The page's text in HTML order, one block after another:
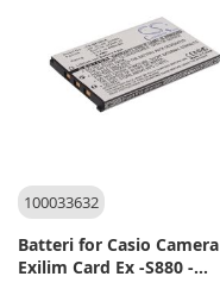
100033632
Batteri for Casio Camera
Exilim Card Ex -S880 -